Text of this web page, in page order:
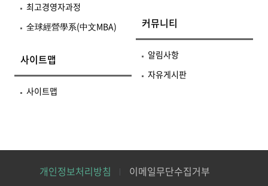
최고경영자과정
全球經營學系(中文MBA)
커뮤니티
알림사항
자유게시판
사이트맵
사이트맵
개인정보처리방침 이메일무단수집거부